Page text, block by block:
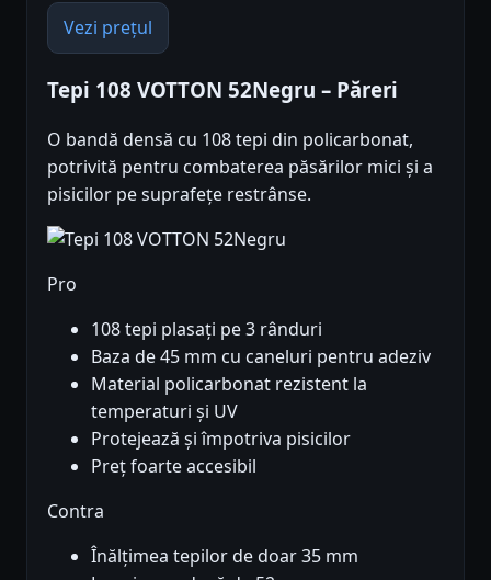
Vezi prețul
Tepi 108 VOTTON 52Negru – Păreri
O bandă densă cu 108 tepi din policarbonat,
potrivită pentru combaterea păsărilor mici și a
pisicilor pe suprafețe restrânse.
Pro
108 tepi plasați pe 3 rânduri
Baza de 45 mm cu caneluri pentru adeziv
Material policarbonat rezistent la
temperaturi și UV
Protejează și împotriva pisicilor
Preț foarte accesibil
Contra
Înălțimea tepilor de doar 35 mm